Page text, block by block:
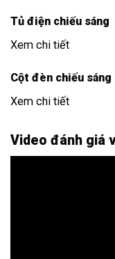
Tủ điện chiếu sáng
Xem chi tiết
Cột đèn chiếu sáng
Xem chi tiết
Video đánh giá